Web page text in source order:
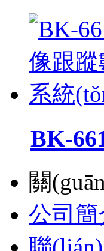
BK-
關
公司簡